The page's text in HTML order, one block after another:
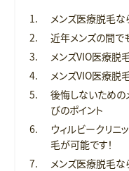
メンズ医療脱毛な
近年メンズの間で
メンズVIO医療脱
メンズVIO医療脱
後悔しないための
びのポイント
ウィルビークリニ
毛が可能です！
メンズ医療脱毛な